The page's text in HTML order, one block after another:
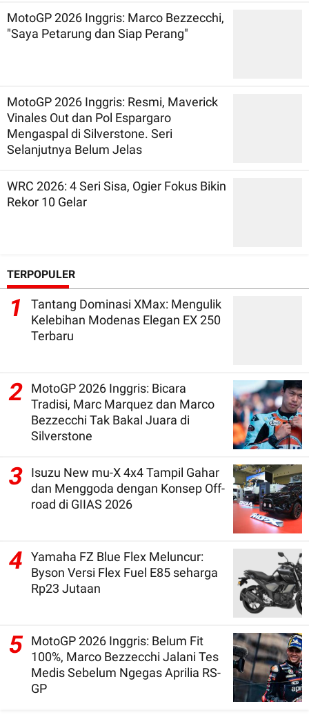
MotoGP 2026 Inggris: Marco Bezzecchi,
"Saya Petarung dan Siap Perang"
MotoGP 2026 Inggris: Resmi, Maverick
Vinales Out dan Pol Espargaro
Mengaspal di Silverstone. Seri
Selanjutnya Belum Jelas
WRC 2026: 4 Seri Sisa, Ogier Fokus Bikin
Rekor 10 Gelar
TERPOPULER
1
Tantang Dominasi XMax: Mengulik
Kelebihan Modenas Elegan EX 250
Terbaru
2
MotoGP 2026 Inggris: Bicara
Tradisi, Marc Marquez dan Marco
Bezzecchi Tak Bakal Juara di
Silverstone
3
Isuzu New mu-X 4x4 Tampil Gahar
dan Menggoda dengan Konsep Off-
road di GIIAS 2026
4
Yamaha FZ Blue Flex Meluncur:
Byson Versi Flex Fuel E85 seharga
Rp23 Jutaan
5 MotoGP 2026 Inggris: Belum Fit
100%, Marco Bezzecchi Jalani Tes
Medis Sebelum Ngegas Aprilia RS-
GP